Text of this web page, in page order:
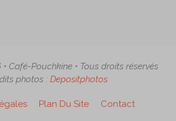
Café-Pouchkine • Tous droits réservés
photos : Depositphotos
Plan Du Site Contact